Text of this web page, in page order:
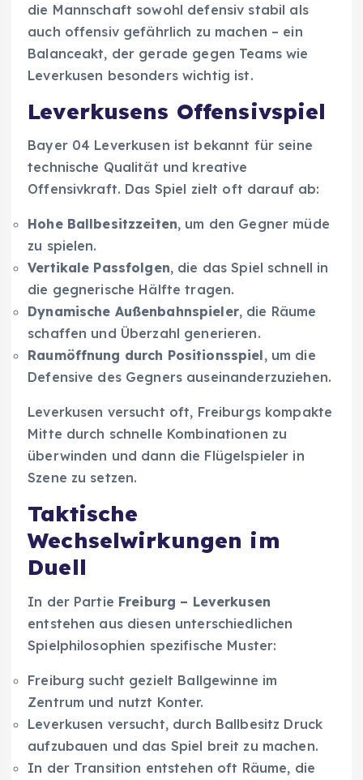
die Mannschaft sowohl defensiv stabil als
auch offensiv gefährlich zu machen – ein
Balanceakt, der gerade gegen Teams wie
Leverkusen besonders wichtig ist.
Leverkusens Offensivspiel
Bayer 04 Leverkusen ist bekannt für seine
technische Qualität und kreative
Offensivkraft. Das Spiel zielt oft darauf ab:
Hohe Ballbesitzzeiten, um den Gegner müde
zu spielen.
Vertikale Passfolgen, die das Spiel schnell in
die gegnerische Hälfte tragen.
Dynamische Außenbahnspieler, die Räume
schaffen und Überzahl generieren.
Raumöffnung durch Positionsspiel, um die
Defensive des Gegners auseinanderzuziehen.
Leverkusen versucht oft, Freiburgs kompakte
Mitte durch schnelle Kombinationen zu
überwinden und dann die Flügelspieler in
Szene zu setzen.
Taktische
Wechselwirkungen im
Duell
In der Partie Freiburg – Leverkusen
entstehen aus diesen unterschiedlichen
Spielphilosophien spezifische Muster:
Freiburg sucht gezielt Ballgewinne im
Zentrum und nutzt Konter.
Leverkusen versucht, durch Ballbesitz Druck
aufzubauen und das Spiel breit zu machen.
In der Transition entstehen oft Räume, die